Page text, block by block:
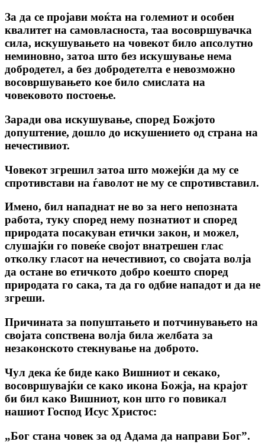
За да се пројави моќта на големиот и особен
квалитет на самовласноста, таа восовршувачка
сила, искушувањето на човекот било апсолутно
неминовно, затоа што без искушување нема
добродетел, а без добродетелта е невозможно
восовршувањето кое било смислата на
човековото постоење.
Заради ова искушување, според Божјото
допуштение, дошло до искушението од страна на
нечестивиот.
Човекот згрешил затоа што можејќи да му се
спротивстави на ѓаволот не му се спротивставил.
Имено, бил нападнат не во за него непозната
работа, туку според нему познатиот и според
природата посакуван етички закон, и можел,
слушајќи го повеќе својот внатрешен глас
отколку гласот на нечестивиот, co својата волја
да остане во етичкото добро коешто според
природата го сака, та да го одбие нападот и да не
згреши.
Причината за попуштањето и потчинувањето на
својата сопствена волја била желбата за
незаконското стекнување на доброто.
Чул дека ќе биде како Вишниот и секако,
восовршувајќи се како икона Божја, на крајот
би бил како Вишниот, кон што го повикал
нашиот Господ Исус Христос:
„Бог стана човек за од Адама да направи Бог”.